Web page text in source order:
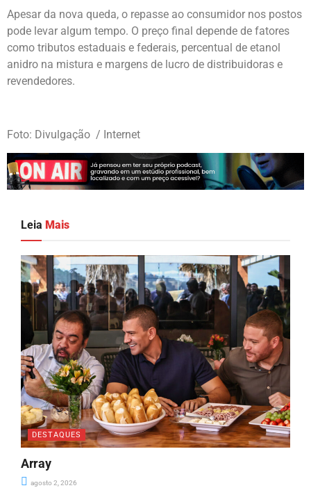
Apesar da nova queda, o repasse ao consumidor nos postos
pode levar algum tempo. O preço final depende de fatores
como tributos estaduais e federais, percentual de etanol
anidro na mistura e margens de lucro de distribuidoras e
revendedores.
Foto: Divulgação / Internet
Leia Mais
DESTAQUES
Array
agosto 2, 2026